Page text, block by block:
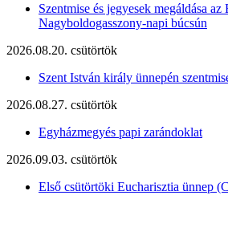
Szentmise és jegyesek megáldása az
Nagyboldogasszony-napi búcsún
2026.08.20. csütörtök
Szent István király ünnepén
2026.08.27. csütörtök
Egyházmegyés papi zarándoklat
2026.09.03. csütörtök
Első csütörtöki Eucharisztia ünnep